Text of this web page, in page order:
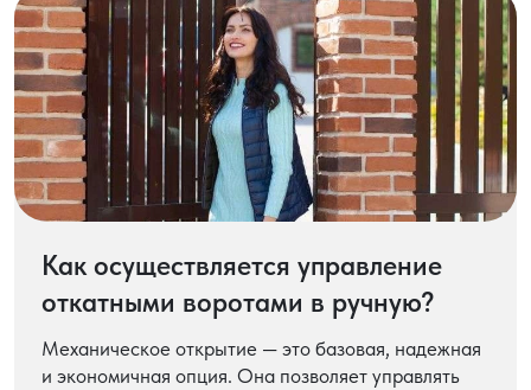
Как осуществляется управление
откатными воротами в ручную?
Механическое открытие — это базовая, надежная
и экономичная опция. Она позволяет управлять